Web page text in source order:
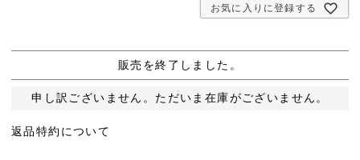
お気に入りに登録する
販売を終了しました。
申し訳ございません。ただいま在庫がございません。
返品特約について